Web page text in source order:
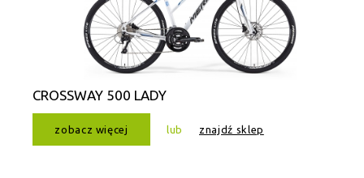
CROSSWAY 500 LADY
zobacz więcej lub znajdź sklep